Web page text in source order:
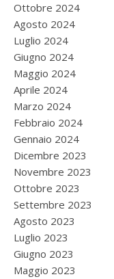
Ottobre 2024
Agosto 2024
Luglio 2024
Giugno 2024
Maggio 2024
Aprile 2024
Marzo 2024
Febbraio 2024
Gennaio 2024
Dicembre 2023
Novembre 2023
Ottobre 2023
Settembre 2023
Agosto 2023
Luglio 2023
Giugno 2023
Maggio 2023